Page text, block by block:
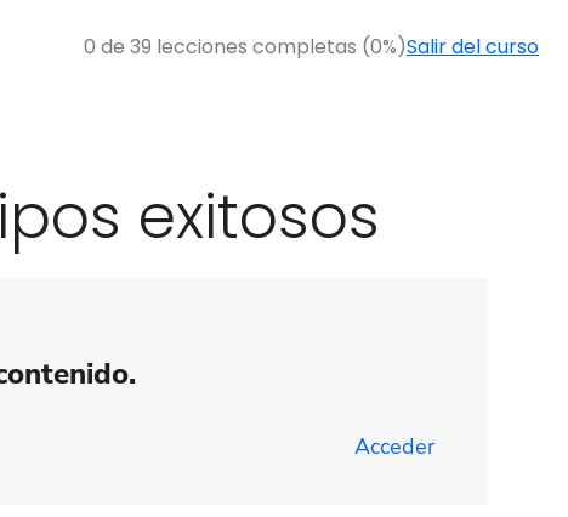
0 de 39 lecciones completas (0%)Salir del curso
exitosos
Acceder